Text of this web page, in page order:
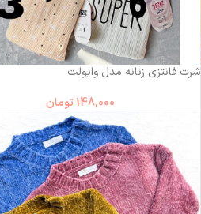
شرت فانتزی زنانه مدل وایولت
148,000 تومان